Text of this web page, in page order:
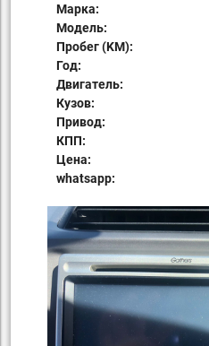
Марка:
Модель:
Пробег (KM):
Год:
Двигатель:
Кузов:
Привод:
КПП:
Цена:
whatsapp: